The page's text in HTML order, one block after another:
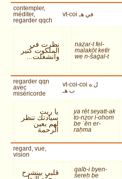
contempler,
méditer,
regarder qqch
vt-coi في هـ
نظرت في
الملكوت كتير
وانشغلت...
naẓar-t fel-
malakōt ketīr
we n-šaġal-t
regarder qqn
avec
miséricorde
vt-coi-coi ل ه
ب هـ
يا ريت
سيادتك تنظر
لهم بعين
الرحمة
ya rēt seyatt-ak
to-nẓor l-ohom
be ʿēn er-
raḥma
regard, vue,
vision
قلبي بينشرح
qalb-i byen-
šereḥ be